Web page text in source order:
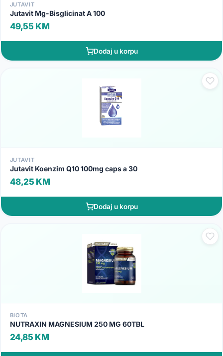
JUTAVIT
Jutavit Mg-Bisglicinat A 100
49,55 KM
Dodaj u korpu
JUTAVIT
Jutavit Koenzim Q10 100mg caps a 30
48,25 KM
Dodaj u korpu
BIOTA
NUTRAXIN MAGNESIUM 250 MG 60TBL
24,85 KM